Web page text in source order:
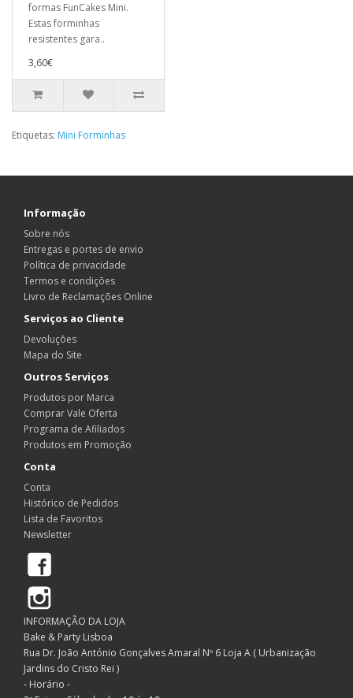
formas FunCakes Mini.
Estas forminhas
resistentes gara..
3,60€
Etiquetas: Mini Forminhas
Informação
Sobre nós
Entregas e portes de envio
Política de privacidade
Termos e condições
Livro de Reclamações Online
Serviços ao Cliente
Devoluções
Mapa do Site
Outros Serviços
Produtos por Marca
Comprar Vale Oferta
Programa de Afiliados
Produtos em Promoção
Conta
Conta
Histórico de Pedidos
Lista de Favoritos
Newsletter
INFORMAÇÃO DA LOJA
Bake & Party Lisboa
Rua Dr. João António Gonçalves Amaral Nº 6 Loja A ( Urbanização
Jardins do Cristo Rei )
- Horário -